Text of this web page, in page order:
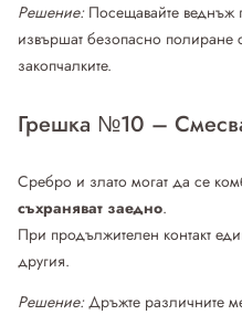
Решение:Посещавайте веднъж
извършат безопасно полиране
закопчалките.
Грешка №10 –
Сребро и злато могат да се
съхраняват заедно.
При продължителен контакт
другия.
Решение:Дръжте различните